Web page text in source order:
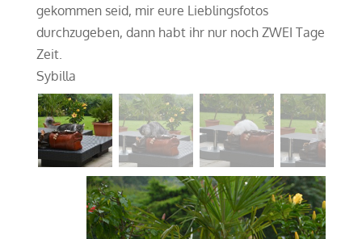
gekommen seid, mir eure Lieblingsfotos
durchzugeben, dann habt ihr nur noch ZWEI Tage
Zeit.
Sybilla